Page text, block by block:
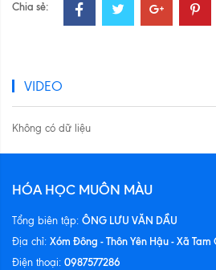
Chia sẻ:
VIDEO
Không có dữ liệu
HÓA HỌC MUÔN MÀU
Tổng biên tập: ÔNG LƯU VĂN DẦU
Địa chỉ: Xóm Đông - Thôn Yên Hậu - Xã
Điện thoại: 0987577286